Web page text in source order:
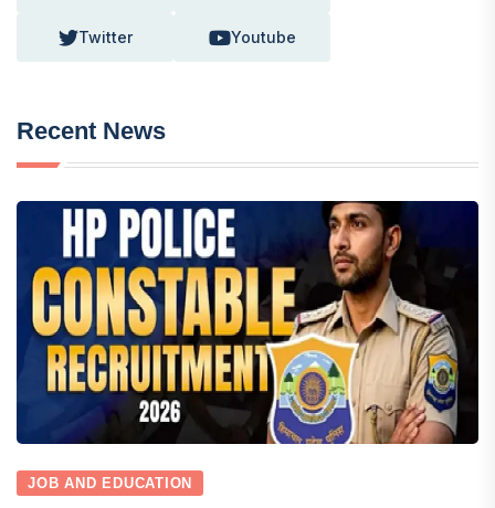
Twitter Youtube
Recent News
JOB AND EDUCATION